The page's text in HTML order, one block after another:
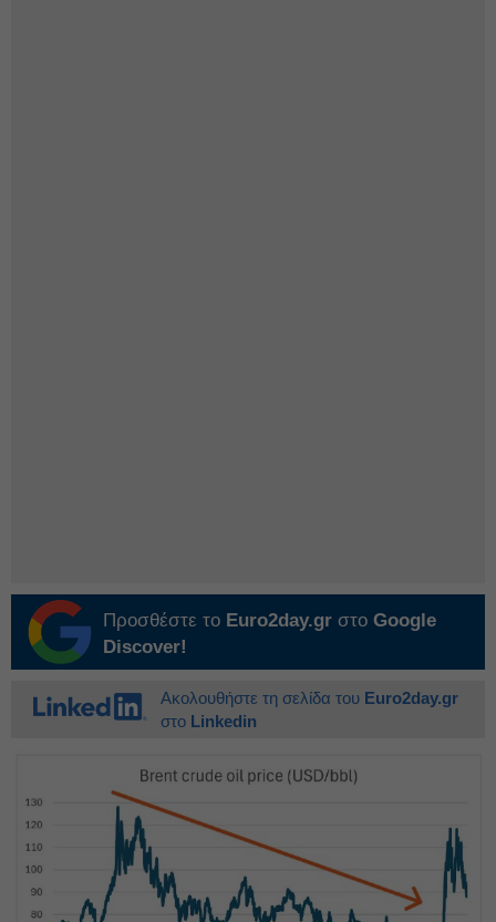
Προσθέστε το Euro2day.gr στο Google
Discover!
Ακολουθήστε τη σελίδα του Euro2day.gr
στο Linkedin